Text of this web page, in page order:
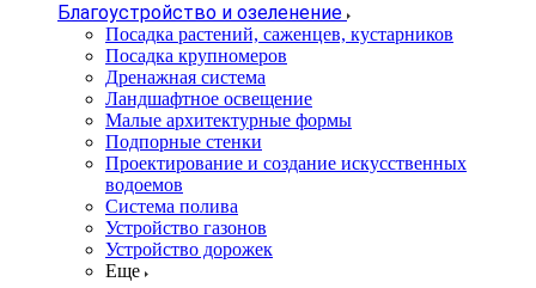
Благоустройство и озеленение
Посадка растений, саженцев, кустарников
Посадка крупномеров
Дренажная система
Ландшафтное освещение
Малые архитектурные формы
Подпорные стенки
Проектирование и создание искусственных
водоемов
Система полива
Устройство газонов
Устройство дорожек
Еще